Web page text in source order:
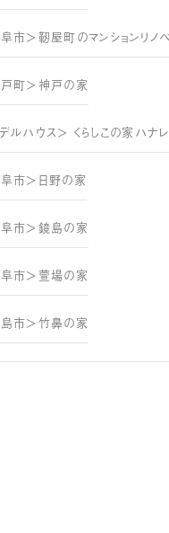
町＞神戸の家
ルハウス＞ くらしこの家ハナレ
市＞日野の家
市＞鏡島の家
市＞萱場の家
市＞竹鼻の家